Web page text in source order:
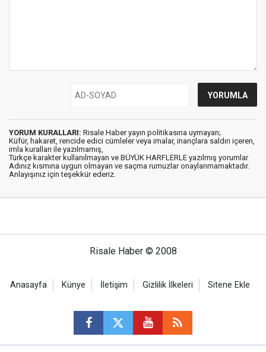
YORUM KURALLARI: Risale Haber yayın politikasına uymayan;
Küfür, hakaret, rencide edici cümleler veya imalar, inançlara saldırı içeren,
imla kuralları ile yazılmamış,
Türkçe karakter kullanılmayan ve BÜYÜK HARFLERLE yazılmış yorumlar
Adınız kısmına uygun olmayan ve saçma rumuzlar onaylanmamaktadır.
Anlayışınız için teşekkür ederiz.
Risale Haber © 2008
Anasayfa Künye İletişim Gizlilik İlkeleri Sitene Ekle